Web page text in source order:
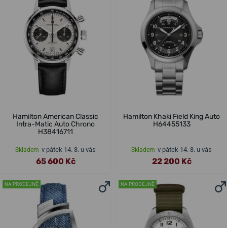
Hamilton American Classic
Intra-Matic Auto Chrono
H38416711
Skladem v pátek 14. 8. u vás
65 600 Kč
Hamilton Khaki Field King Auto
H64455133
Skladem v pátek 14. 8. u vás
22 200 Kč
NA PRODEJNĚ NA PRODEJNĚ